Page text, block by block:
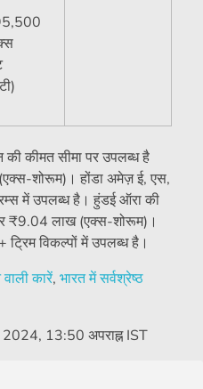
की कीमत सीमा पर उपलब्ध है
शोरूम)। होंडा अमेज़ ई, एस,
में उपलब्ध है। हुंडई ऑरा की
₹9.04 लाख (एक्स-शोरूम)।
विकल्पों में उपलब्ध है।
कारें, भारत में सर्वश्रेष्ठ
13:50 अपराह्न IST